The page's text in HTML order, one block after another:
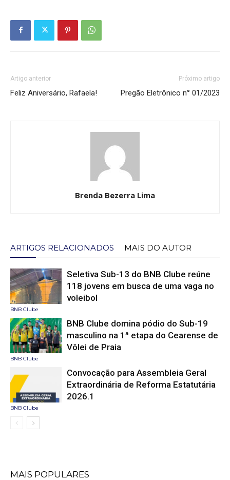
Artigo anterior
Feliz Aniversário, Rafaela!
Próximo artigo
Pregão Eletrônico n° 01/2023
Brenda Bezerra Lima
ARTIGOS RELACIONADOS MAIS DO AUTOR
BNB Clube
Seletiva Sub-13 do BNB Clube reúne
118 jovens em busca de uma vaga no
voleibol
BNB Clube
BNB Clube domina pódio do Sub-19
masculino na 1ª etapa do Cearense de
Vôlei de Praia
BNB Clube
Convocação para Assembleia Geral
Extraordinária de Reforma Estatutária
2026.1
MAIS POPULARES